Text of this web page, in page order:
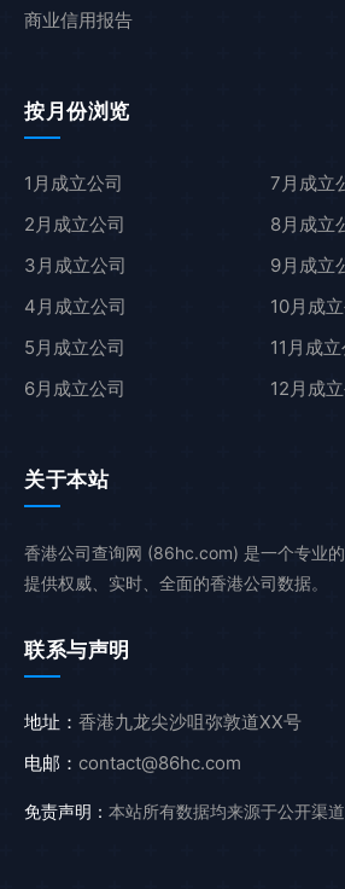
商业信用报告
按月份浏览
1月成立公司
2月成立公司
3月成立公司
4月成立公司
5月成立公司
6月成立公司
7月成立
8月成立
9月成立
10月成
11月成立
12月成
关于本站
香港公司查询网 (86hc.com) 是一个专业
提供权威、实时、全面的香港公司数据。
联系与声明
地址： 香港九龙尖沙咀弥敦道XX号
电邮： contact@86hc.com
免责声明： 本站所有数据均来源于公开渠道